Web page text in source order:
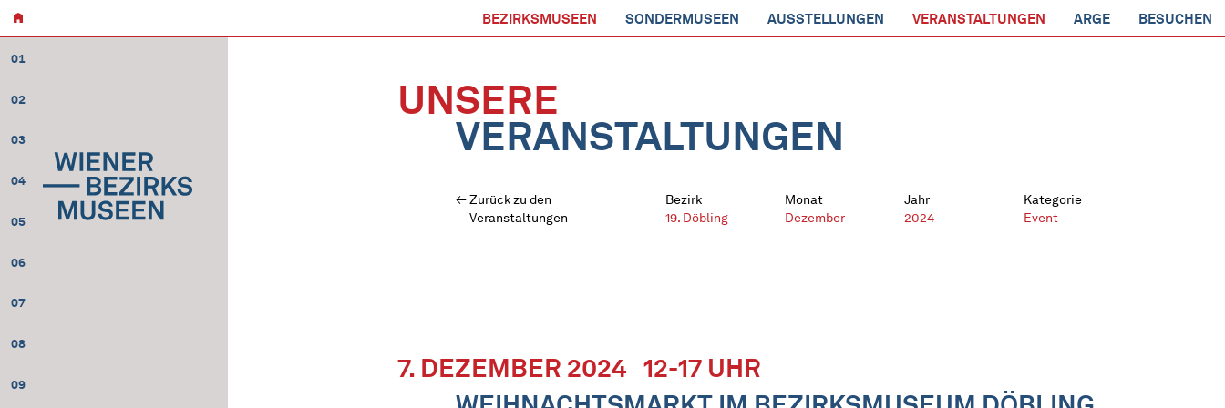
BEZIRKSMUSEEN SONDERMUSEEN AUSSTELLUNGEN VERANSTALTUNGEN ARGE BESUCHEN
01
02
03
04
05
06
07
08
09
UNSERE
VERANSTALTUNGEN
Zurück zu den
Veranstaltungen
Bezirk
19. Döbling
Monat
Dezember
Jahr
2024
Kategorie
Event
7. DEZEMBER 2024 12-17 UHR